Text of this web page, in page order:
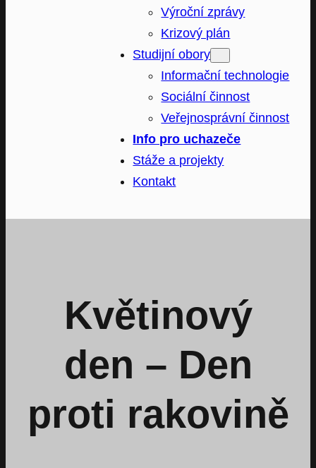
Výroční zprávy
Krizový plán
Studijní obory
Informační technologie
Sociální činnost
Veřejnosprávní činnost
Info pro uchazeče
Stáže a projekty
Kontakt
Květinový
den – Den
proti rakovině